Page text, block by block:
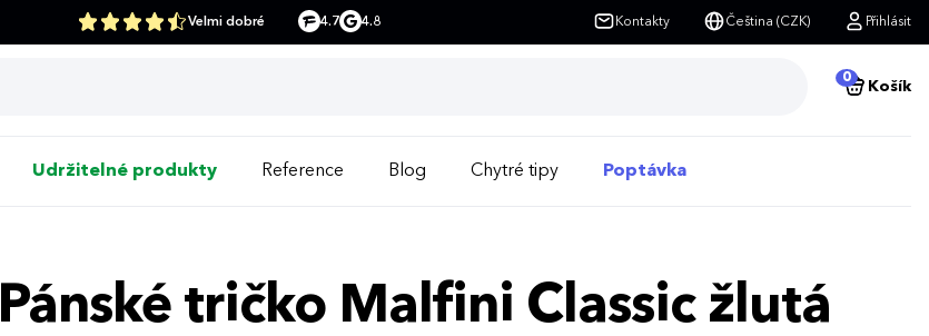
Velmi dobré 4.7 4.8 Kontakty Čeština (CZK) Přihlásit
0
Košík
Udržitelné produkty Reference Blog Chytré tipy Poptávka
Pánské tričko Malfini Classic žlutá